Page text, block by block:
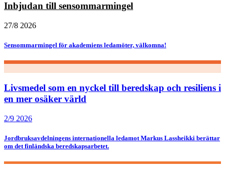
Inbjudan till sensommarmingel
27/8 2026
Sensommarmingel för akademiens ledamöter, välkomna!
Livsmedel som en nyckel till beredskap och resiliens i
en mer osäker värld
2/9 2026
Jordbruksavdelningens internationella ledamot Markus Lassheikki berättar
om det finländska beredskapsarbetet.